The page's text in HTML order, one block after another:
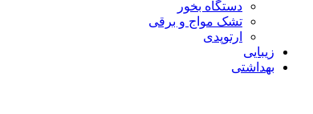
دستگاه بخور
تشک مواج و برقی
ارتوپدی
زیبایی
بهداشتی